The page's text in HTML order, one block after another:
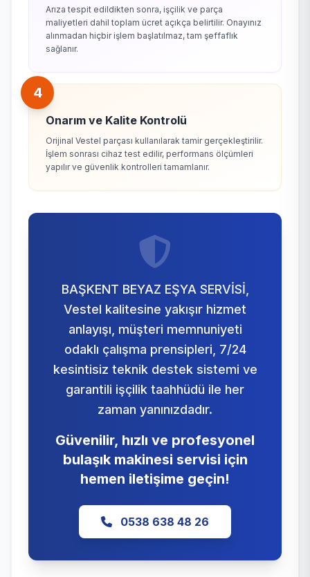
Arıza tespit edildikten sonra, işçilik ve parça
maliyetleri dahil toplam ücret açıkça belirtilir. Onayınız
alınmadan hiçbir işlem başlatılmaz, tam şeffaflık
sağlanır.
4
Onarım ve Kalite Kontrolü
Orijinal Vestel parçası kullanılarak tamir gerçekleştirilir.
İşlem sonrası cihaz test edilir, performans ölçümleri
yapılır ve güvenlik kontrolleri tamamlanır.
BAŞKENT BEYAZ EŞYA SERVİSİ,
Vestel kalitesine yakışır hizmet
anlayışı, müşteri memnuniyeti
odaklı çalışma prensipleri, 7/24
kesintisiz teknik destek sistemi ve
garantili işçilik taahhüdü ile her
zaman yanınızdadır.
Güvenilir, hızlı ve profesyonel
bulaşık makinesi servisi için
hemen iletişime geçin!
0538 638 48 26